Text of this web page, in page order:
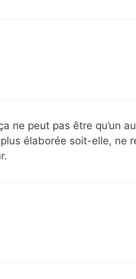
ne peut pas être qu’un
élaborée soit-elle, ne